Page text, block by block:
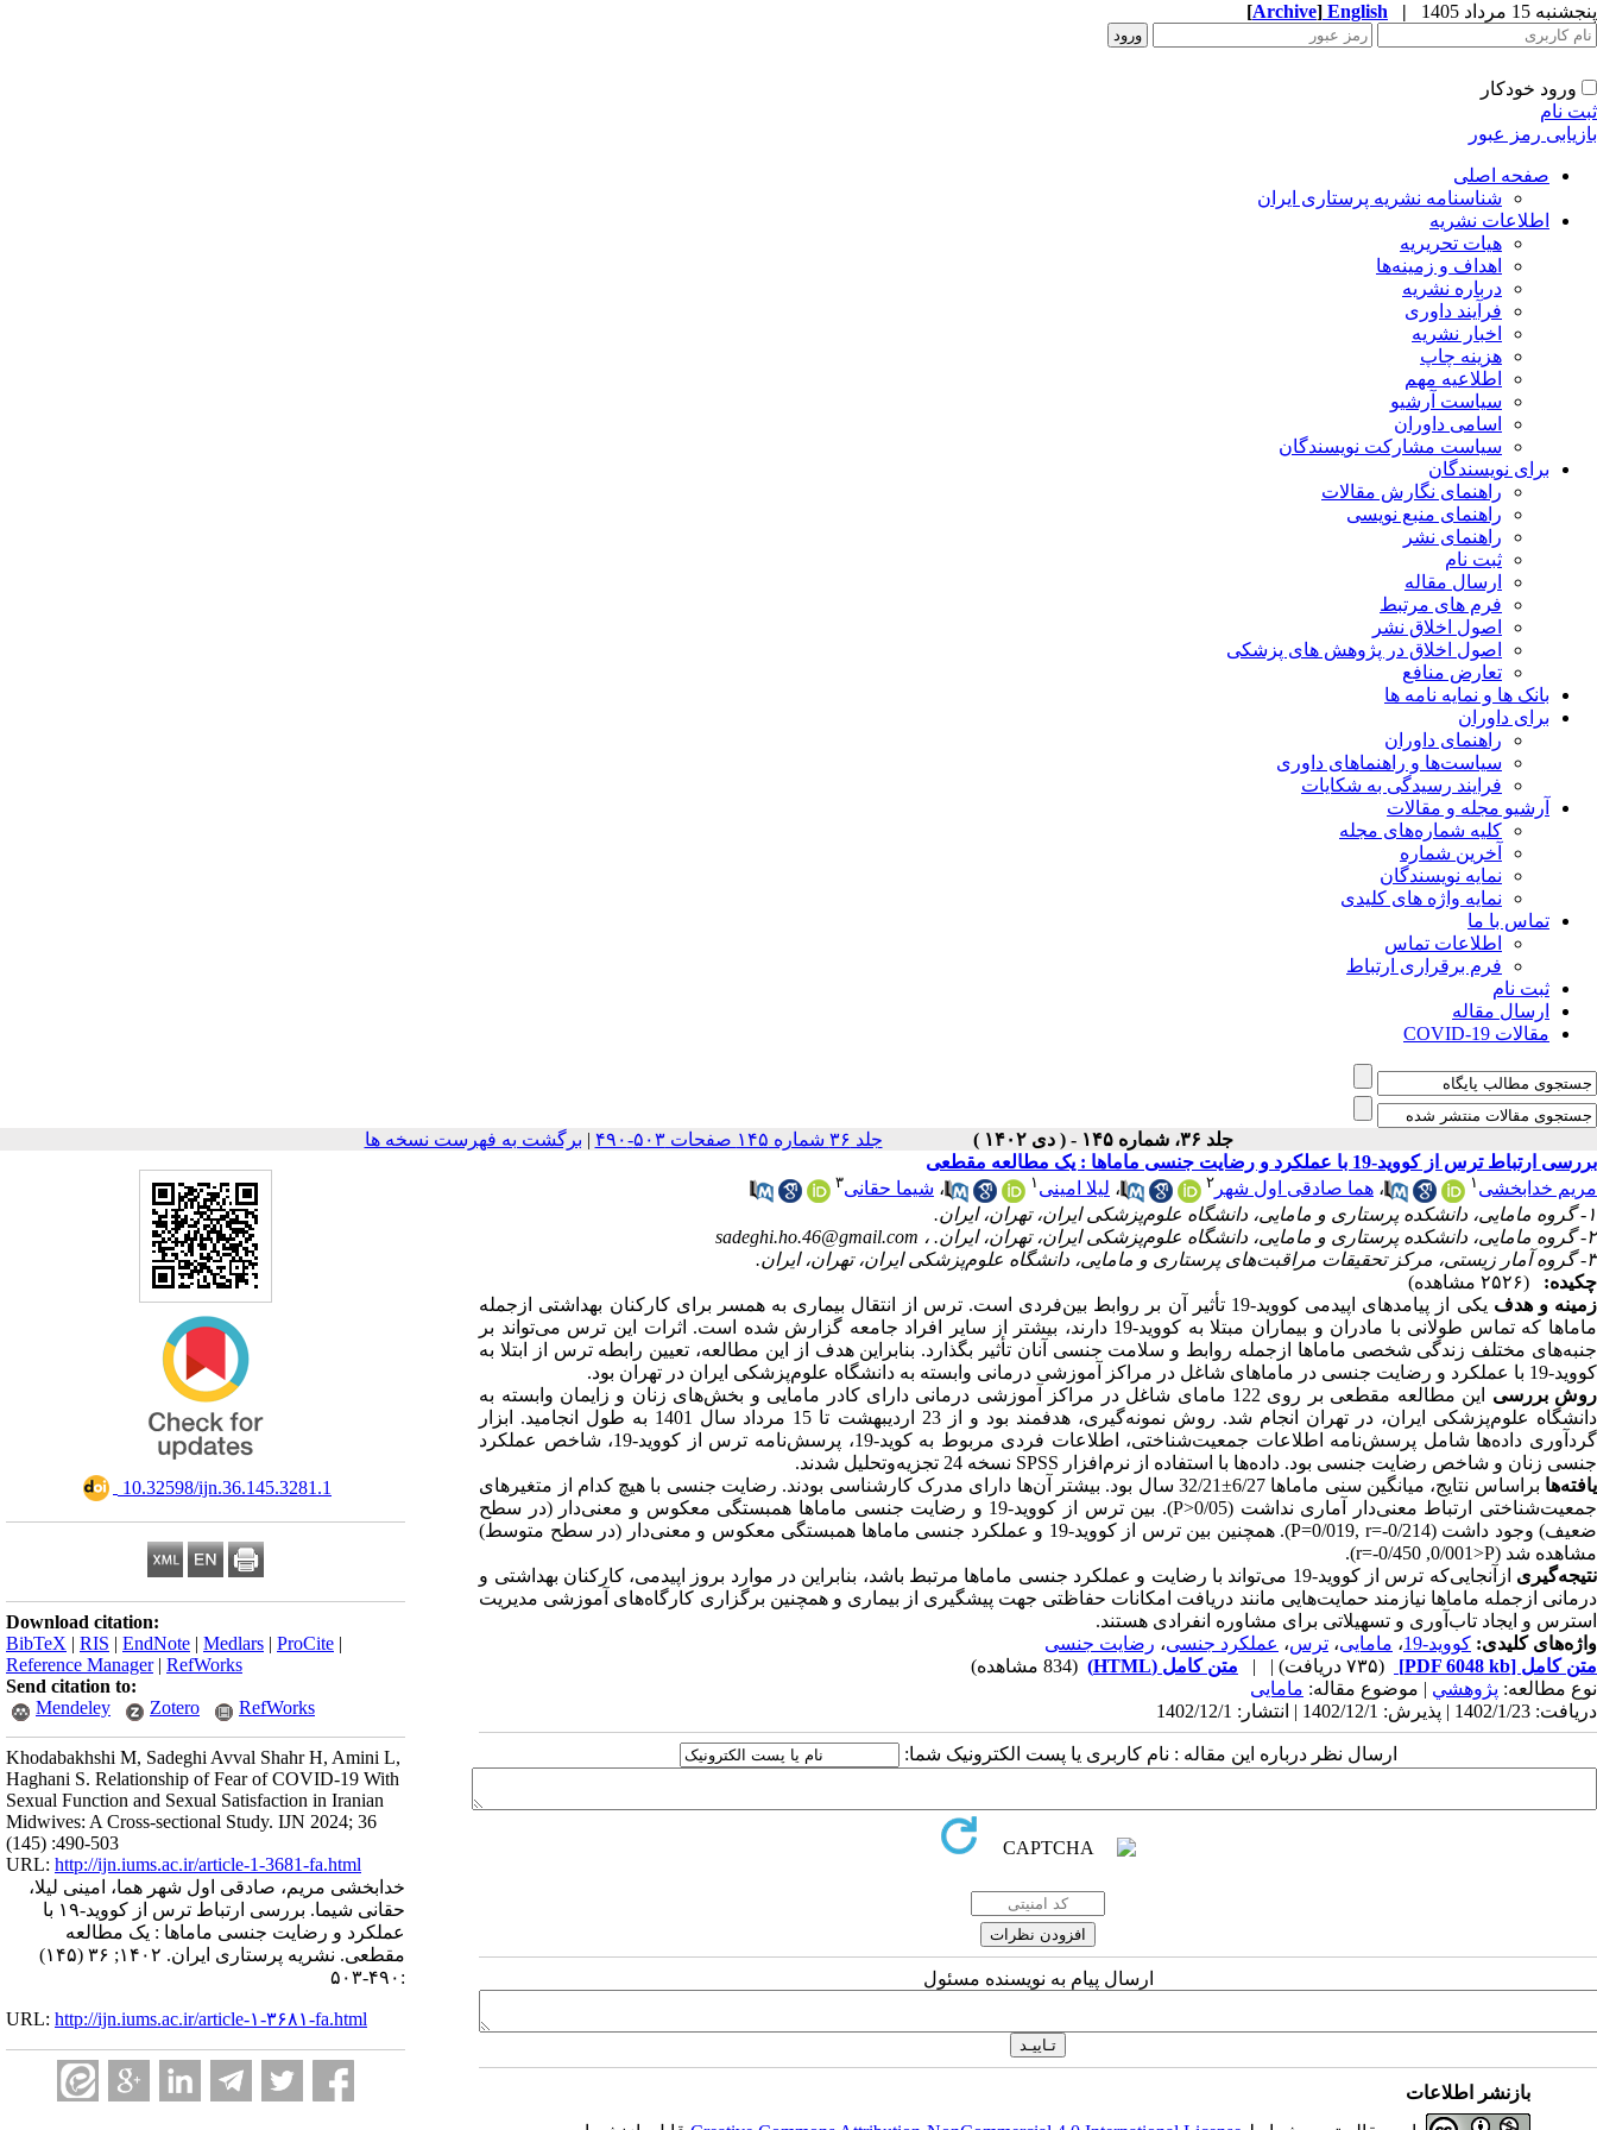
پنجشنبه 15 مرداد 1405 |
English
[Archive]
ورود خودکار
ثبت نام
بازیابی رمز عبور
صفحه اصلی
شناسنامه نشریه پرستاری ایران
اطلاعات نشریه
هیات تحریریه
اهداف و زمینه‌ها
درباره نشریه
فرآیند داوری
اخبار نشریه
هزینه چاپ
اطلاعیه مهم
سیاست آرشیو
اسامی داوران
سیاست مشارکت نویسندگان
برای نویسندگان
راهنمای نگارش مقالات
راهنمای منبع نویسی
راهنمای نشر
ثبت نام
ارسال مقاله
فرم های مرتبط
اصول اخلاق نشر
اصول اخلاق در پژوهش های پزشکی
تعارض منافع
بانک ها و نمایه نامه ها
برای داوران
راهنمای داوران
سیاست‌ها و راهنماهای داوری
فرایند رسیدگی به شکایات
آرشیو مجله و مقالات
کلیه شماره‌های مجله
آخرین شماره
نمایه نویسندگان
نمایه واژه های کلیدی
تماس با ما
اطلاعات تماس
فرم برقراری ارتباط
ثبت نام
ارسال مقاله
مقالات COVID-19
جلد ۳۶، شماره ۱۴۵ - ( دی ۱۴۰۲ ) جلد ۳۶ شماره ۱۴۵ صفحات ۵۰۳-۴۹۰ | برگشت به فهرست نسخه ها
‎ 10.32598/ijn.36.145.3281.1
Download citation:
BibTeX | RIS | EndNote | Medlars | ProCite |
Reference Manager| RefWorks
Send citation to:
Mendeley
Zotero RefWorks
Khodabakhshi M, Sadeghi Avval Shahr H, Amini L,
Haghani S. Relationship of Fear of COVID-19 With
Sexual Function and Sexual Satisfaction in Iranian
Midwives: A Cross-sectional Study. IJN 2024; 36
(145) :490-503
URL: http://ijn.iums.ac.ir/article-1-3681-fa.html
خدابخشی مریم، صادقی اول شهر هما، امینی لیلا،
حقانی شیما. بررسی ارتباط ترس از کووید-۱۹ با
عملکرد و رضایت جنسی ماماها : یک مطالعه
مقطعی. نشریه پرستاری ایران. ۱۴۰۲; ۳۶ (۱۴۵)
:۴۹۰-۵۰۳
URL: http://ijn.iums.ac.ir/article-۱-۳۶۸۱-fa.html
بررسی ارتباط ترس از کووید-19 با عملکرد و رضایت جنسی ماماها : یک مطالعه مقطعی
مریم خدابخشی ۱ ، هما صادقی اول شهر ۲ ، لیلا امینی ۱ ، شیما حقانی۳
۱- گروه مامایی، دانشکده پرستاری و مامایی، دانشگاه علوم‌پزشکی ایران، تهران، ایران.
۲- گروه مامایی، دانشکده پرستاری و مامایی، دانشگاه علوم‌پزشکی ایران، تهران، ایران. ،
sadeghi.ho.46@gmail.com
۳- گروه آمار زیستی، مرکز تحقیقات مراقبت‌های پرستاری و مامایی، دانشگاه علوم‌پزشکی ایران، تهران، ایران.
چکیده:
(۲۵۲۶ مشاهده)
زمینه و هدف
یکی از پیامدهای اپیدمی کووید-19 تأثیر آن بر روابط بین‌فردی است. ترس از انتقال بیماری به همسر برای کارکنان بهداشتی ازجمله
ماماها که تماس طولانی‌ با مادران و بیماران مبتلا به کووید-19 دارند، بیشتر از سایر افراد جامعه گزارش شده است. اثرات این ترس می‌تواند بر
جنبه‌های مختلف زندگی شخصی ماماها ازجمله روابط و سلامت جنسی آنان تأثیر بگذارد. بنابراین هدف از این مطالعه، تعیین رابطه ترس از ابتلا به
کووید-19 با عملکرد و رضایت جنسی در ماماهای شاغل در مراکز آموزشی درمانی وابسته به دانشگاه علوم‌پزشکی ایران در تهران بود.
روش بررسی
این مطالعه مقطعی بر روی 122 مامای شاغل در مراکز آموزشی درمانی دارای کادر مامایی و بخش‌های زنان و زایمان وابسته به
دانشگاه علوم‌پزشکی ایران، در تهران انجام شد. روش نمونه‌گیری، هدفمند بود و از 23 اردیبهشت تا 15 مرداد سال 1401 به طول انجامید. ابزار
گردآوری داده‌ها شامل پرسش‌نامه اطلاعات جمعیت‌شناختی، اطلاعات فردی مربوط به کوید-19، پرسش‌نامه ترس از کووید-19، شاخص عملکرد
جنسی زنان و شاخص رضایت جنسی بود. داده‌ها با استفاده از نرم‌افزار SPSS نسخه 24 تجزیه‌وتحلیل شدند.
یافته‌ها
براساس نتایج، میانگین سنی ماماها 6/27±‌32/21 سال بود. بیشتر آن‌ها دارای مدرک کارشناسی بودند. رضایت جنسی با هیچ کدام از متغیرهای
جمعیت‌شناختی ارتباط معنی‌دار آماری نداشت (0/05<P). بین ترس از کووید-19 و رضایت جنسی ماماها همبستگی معکوس و معنی‌دار (در سطح
ضعیف) وجود داشت (0/214-=P=0/019, r). همچنین بین ترس از کووید-19 و عملکرد جنسی ماماها همبستگی معکوس و معنی‌دار (در سطح متوسط)
مشاهده شد (r=-0/450 ,0/001>P).
نتیجه‌گیری
ازآنجایی‌که ترس از کووید-19 می‌تواند با رضایت و عملکرد جنسی ماماها مرتبط باشد، بنابراین در موارد بروز اپیدمی، کارکنان بهداشتی و
درمانی ازجمله ماماها نیازمند حمایت‌هایی مانند دریافت امکانات حفاظتی جهت پیشگیری از بیماری و همچنین برگزاری کارگاه‌های آموزشی مدیریت
استرس و ایجاد تاب‌آوری و تسهیلاتی برای مشاوره انفرادی هستند.
واژه‌های کلیدی: کووید-19 ، مامایی، ترس، عملکرد جنسی، رضایت جنسی
متن کامل [PDF 6048 kb] (۷۳۵ دریافت) | | متن کامل (HTML)
(834 مشاهده)
نوع مطالعه: پژوهشي | موضوع مقاله: مامایی
دریافت: 1402/1/23 | پذیرش: 1402/12/1 | انتشار: 1402/12/1
ارسال نظر درباره این مقاله : نام کاربری یا پست الکترونیک شما:
ارسال پیام به نویسنده مسئول
بازنشر اطلاعات